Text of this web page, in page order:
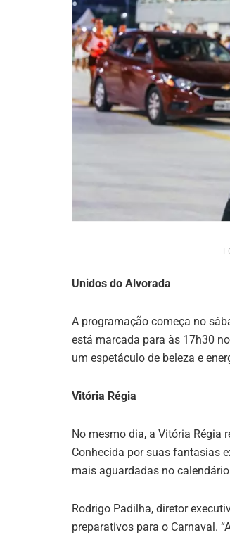
Unidos do Alvorada
A programação começa no
está marcada para às 17h30
um espetáculo de beleza e
Vitória Régia
No mesmo dia, a Vitória Régia
Conhecida por suas fantasias
mais aguardadas no
Rodrigo Padilha, diretor
preparativos para o Carnaval.